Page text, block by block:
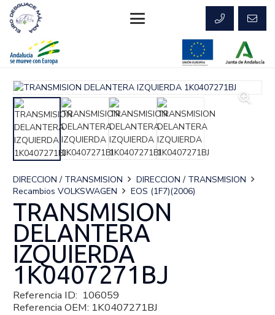
DIRECCION / TRANSMISION
DIRECCION / TRANSMISION
Recambios VOLKSWAGEN
EOS (1F7)(2006)
TRANSMISION
DELANTERA
IZQUIERDA
1K0407271BJ
Referencia ID: 106059
Referencia OEM: 1K0407271BJ